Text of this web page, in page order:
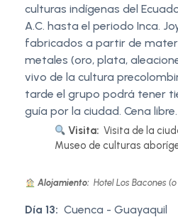
culturas indígenas del
A.C. hasta el periodo Inca.
fabricados a partir de
metales (oro, plata,
vivo de la cultura
tarde el grupo podrá tener
guía por la ciudad. Cena
Visita: Visita de la
Museo de culturas
Alojamiento: Hotel Los Bacones
Día 13: Cuenca - Guayaquil